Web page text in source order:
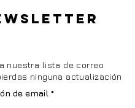
nuestra lista de correo
ninguna actualización
de email